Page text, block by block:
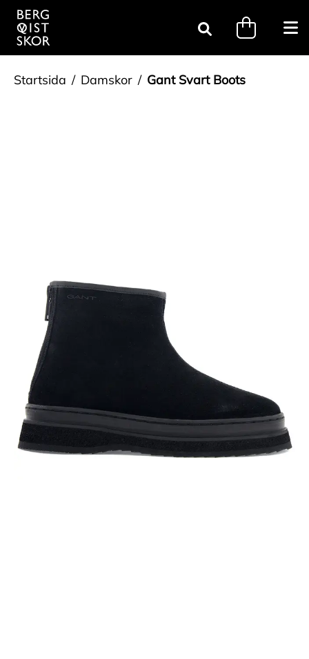
Sök
Startsida Damskor Gant Svart Boots